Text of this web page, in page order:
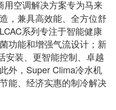
空调解决方案专为马来
，兼具高效能、全方位舒
系列专注于智能健康
功能和增强气流设计；新
安装、更智能控制、卓越
外，Super Clima冷水机
能、经济实惠的制冷解决